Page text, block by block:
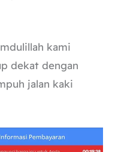
kami
dekat dengan
jalan kaki